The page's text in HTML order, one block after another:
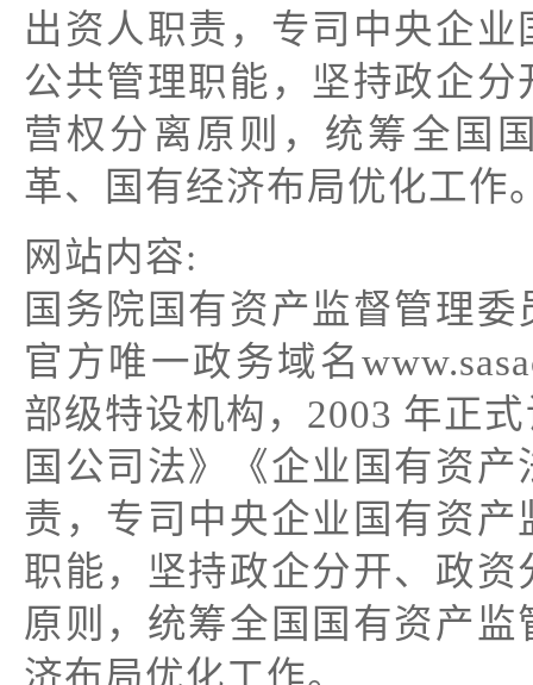
出资人职责，专司中央企
公共管理职能，坚持政企
营权分离原则，统筹全国
革、国有经济布局优化工作
网站内容:
国务院国有资产监督管理
官方唯一政务域名
部级特设机构，2003 年正
国公司法》《企业国有资
责，专司中央企业国有资
职能，坚持政企分开、政
原则，统筹全国国有资产